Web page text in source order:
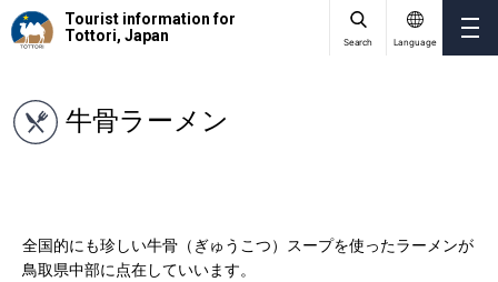
Tourist information for
Tottori, Japan
Search Language
牛骨ラーメン
全国的にも珍しい牛骨（ぎゅうこつ）スープを使ったラーメンが
鳥取県中部に点在していいます。